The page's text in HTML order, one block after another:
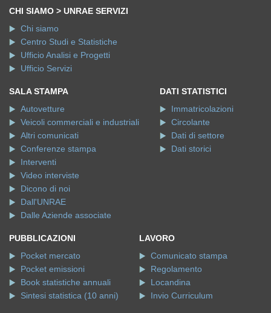
CHI SIAMO > UNRAE SERVIZI
Chi siamo
Centro Studi e Statistiche
Ufficio Analisi e Progetti
Ufficio Servizi
SALA STAMPA
Autovetture
Veicoli commerciali e industriali
Altri comunicati
Conferenze stampa
Interventi
Video interviste
Dicono di noi
Dall'UNRAE
Dalle Aziende associate
DATI STATISTICI
Immatricolazioni
Circolante
Dati di settore
Dati storici
PUBBLICAZIONI
Pocket mercato
Pocket emissioni
Book statistiche annuali
Sintesi statistica (10 anni)
LAVORO
Comunicato stampa
Regolamento
Locandina
Invio Curriculum